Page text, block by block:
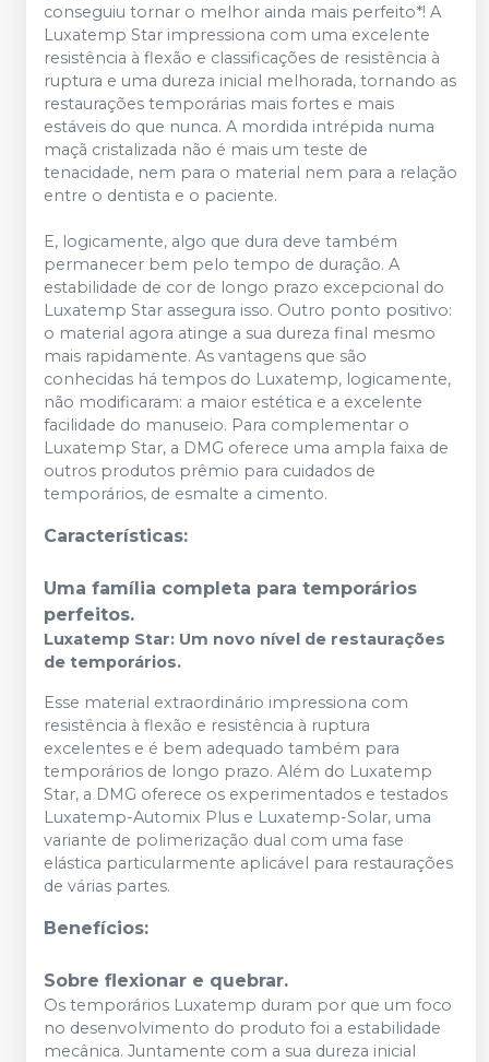
conseguiu tornar o melhor ainda mais perfeito*! A
Luxatemp Star impressiona com uma excelente
resistência à flexão e classificações de resistência à
ruptura e uma dureza inicial melhorada, tornando as
restaurações temporárias mais fortes e mais
estáveis ​​do que nunca. A mordida intrépida numa
maçã cristalizada não é mais um teste de
tenacidade, nem para o material nem para a relação
entre o dentista e o paciente.
E, logicamente, algo que dura deve também
permanecer bem pelo tempo de duração. A
estabilidade de cor de longo prazo excepcional do
Luxatemp Star assegura isso. Outro ponto positivo:
o material agora atinge a sua dureza final mesmo
mais rapidamente. As vantagens que são
conhecidas há tempos do Luxatemp, logicamente,
não modificaram: a maior estética e a excelente
facilidade do manuseio. Para complementar o
Luxatemp Star, a DMG oferece uma ampla faixa de
outros produtos prêmio para cuidados de
temporários, de esmalte a cimento.
Características:
Uma família completa para temporários
perfeitos.
Luxatemp Star: Um novo nível de restaurações
de temporários.
Esse material extraordinário impressiona com
resistência à flexão e resistência à ruptura
excelentes e é bem adequado também para
temporários de longo prazo. Além do Luxatemp
Star, a DMG oferece os experimentados e testados
Luxatemp-Automix Plus e Luxatemp-Solar, uma
variante de polimerização dual com uma fase
elástica particularmente aplicável para restaurações
de várias partes.
Benefícios:
Sobre flexionar e quebrar.
Os temporários Luxatemp duram por que um foco
no desenvolvimento do produto foi a estabilidade
mecânica. Juntamente com a sua dureza inicial